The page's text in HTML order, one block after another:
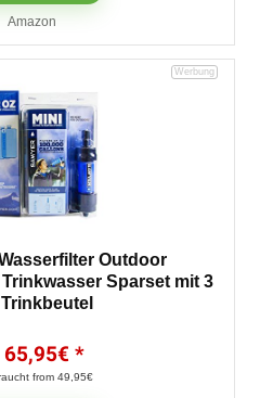
Amazon
Outdoor
Sparset mit 3
65,95€
from 49,95€